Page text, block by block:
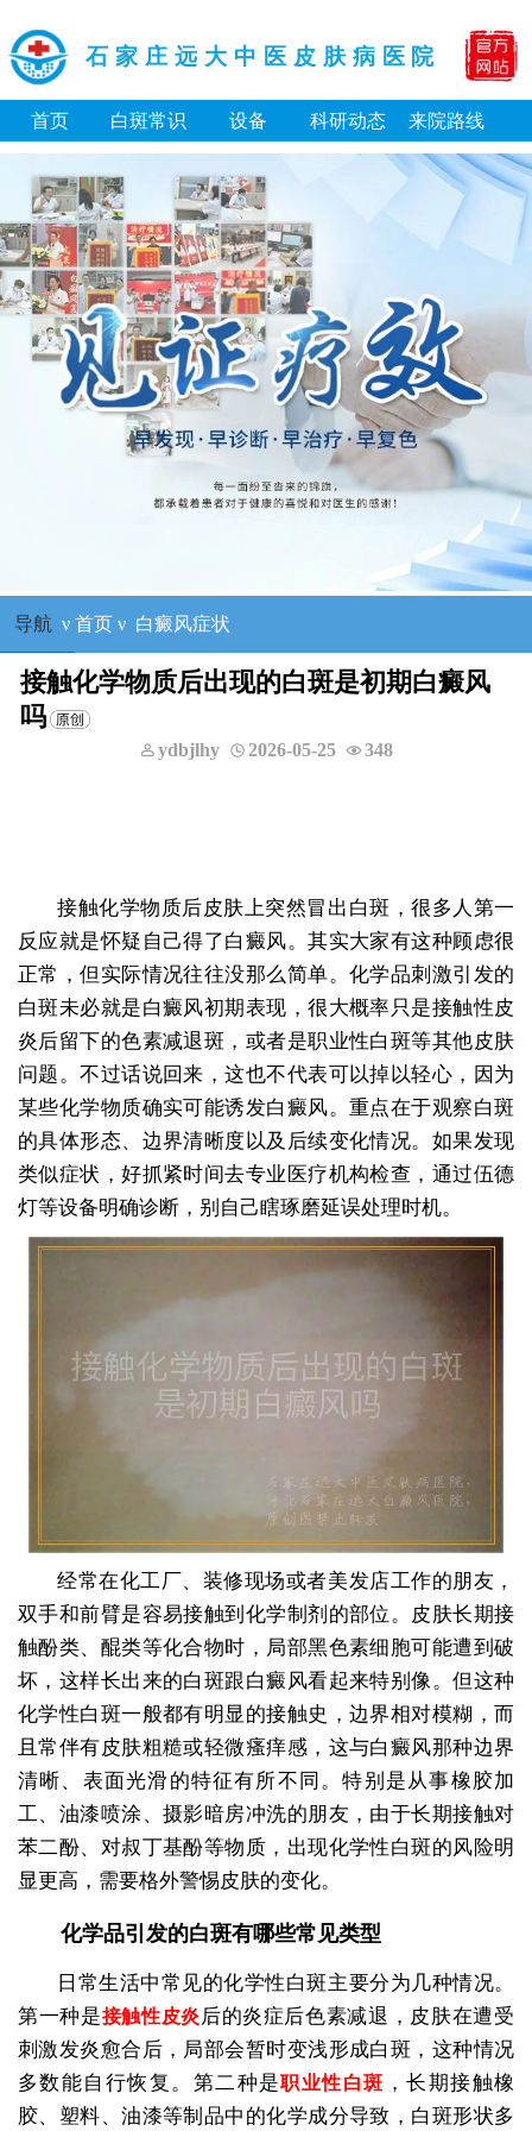
石家庄远大中医皮肤病医院
首页 白斑常识 设备 科研动态 来院路线
导航 ν 首页ν 白癜风症状
接触化学物质后出现的白斑是初期白癜风
吗
ydbjlhy 2026-05-25 348
接触化学物质后皮肤上突然冒出白斑，很多人第一
反应就是怀疑自己得了白癜风。其实大家有这种顾虑很
正常，但实际情况往往没那么简单。化学品刺激引发的
白斑未必就是白癜风初期表现，很大概率只是接触性皮
炎后留下的色素减退斑，或者是职业性白斑等其他皮肤
问题。不过话说回来，这也不代表可以掉以轻心，因为
某些化学物质确实可能诱发白癜风。重点在于观察白斑
的具体形态、边界清晰度以及后续变化情况。如果发现
类似症状，好抓紧时间去专业医疗机构检查，通过伍德
灯等设备明确诊断，别自己瞎琢磨延误处理时机。
经常在化工厂、装修现场或者美发店工作的朋友，
双手和前臂是容易接触到化学制剂的部位。皮肤长期接
触酚类、醌类等化合物时，局部黑色素细胞可能遭到破
坏，这样长出来的白斑跟白癜风看起来特别像。但这种
化学性白斑一般都有明显的接触史，边界相对模糊，而
且常伴有皮肤粗糙或轻微瘙痒感，这与白癜风那种边界
清晰、表面光滑的特征有所不同。特别是从事橡胶加
工、油漆喷涂、摄影暗房冲洗的朋友，由于长期接触对
苯二酚、对叔丁基酚等物质，出现化学性白斑的风险明
显更高，需要格外警惕皮肤的变化。
化学品引发的白斑有哪些常见类型
日常生活中常见的化学性白斑主要分为几种情况。
第一种是接触性皮炎后的炎症后色素减退，皮肤在遭受
刺激发炎愈合后，局部会暂时变浅形成白斑，这种情况
多数能自行恢复。第二种是职业性白斑 ，长期接触橡
胶、塑料、油漆等制品中的化学成分导致，白斑形状多